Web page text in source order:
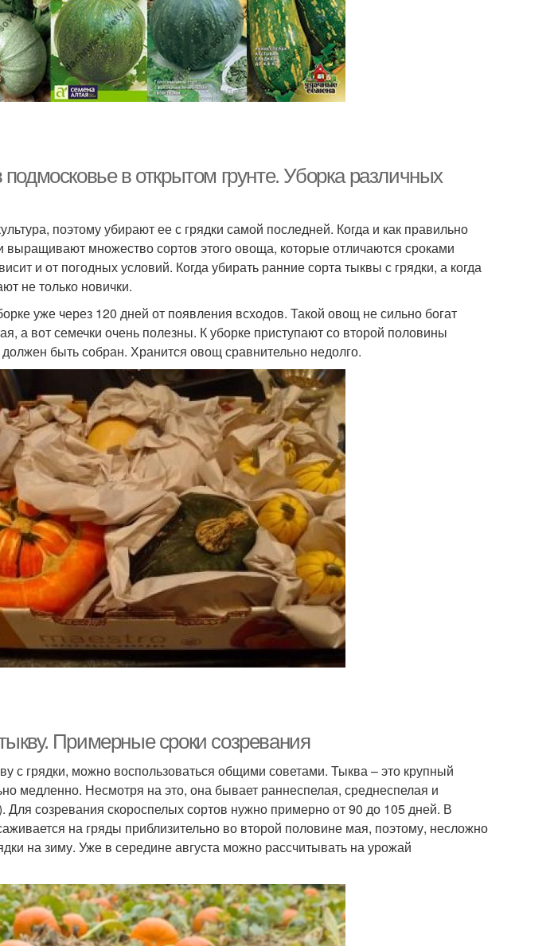
подмосковье в открытом грунте. Уборка различных
поэтому убирают ее с грядки самой последней. Когда и как правильно
выращивают множество сортов этого овоща, которые отличаются сроками
и от погодных условий. Когда убирать ранние сорта тыквы с грядки, а когда
не только новички.
уже через 120 дней от появления всходов. Такой овощ не сильно богат
а вот семечки очень полезны. К уборке приступают со второй половины
быть собран. Хранится овощ сравнительно недолго.
Примерные сроки созревания
с грядки, можно воспользоваться общими советами. Тыква – это крупный
медленно. Несмотря на это, она бывает раннеспелая, среднеспелая и
Для созревания скороспелых сортов нужно примерно от 90 до 105 дней. В
на гряды приблизительно во второй половине мая, поэтому, несложно
на зиму. Уже в середине августа можно рассчитывать на урожай